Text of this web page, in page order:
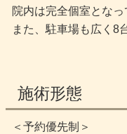
院内は完全個室となっ
また、駐車場も広く8
施術形態
＜予約優先制＞